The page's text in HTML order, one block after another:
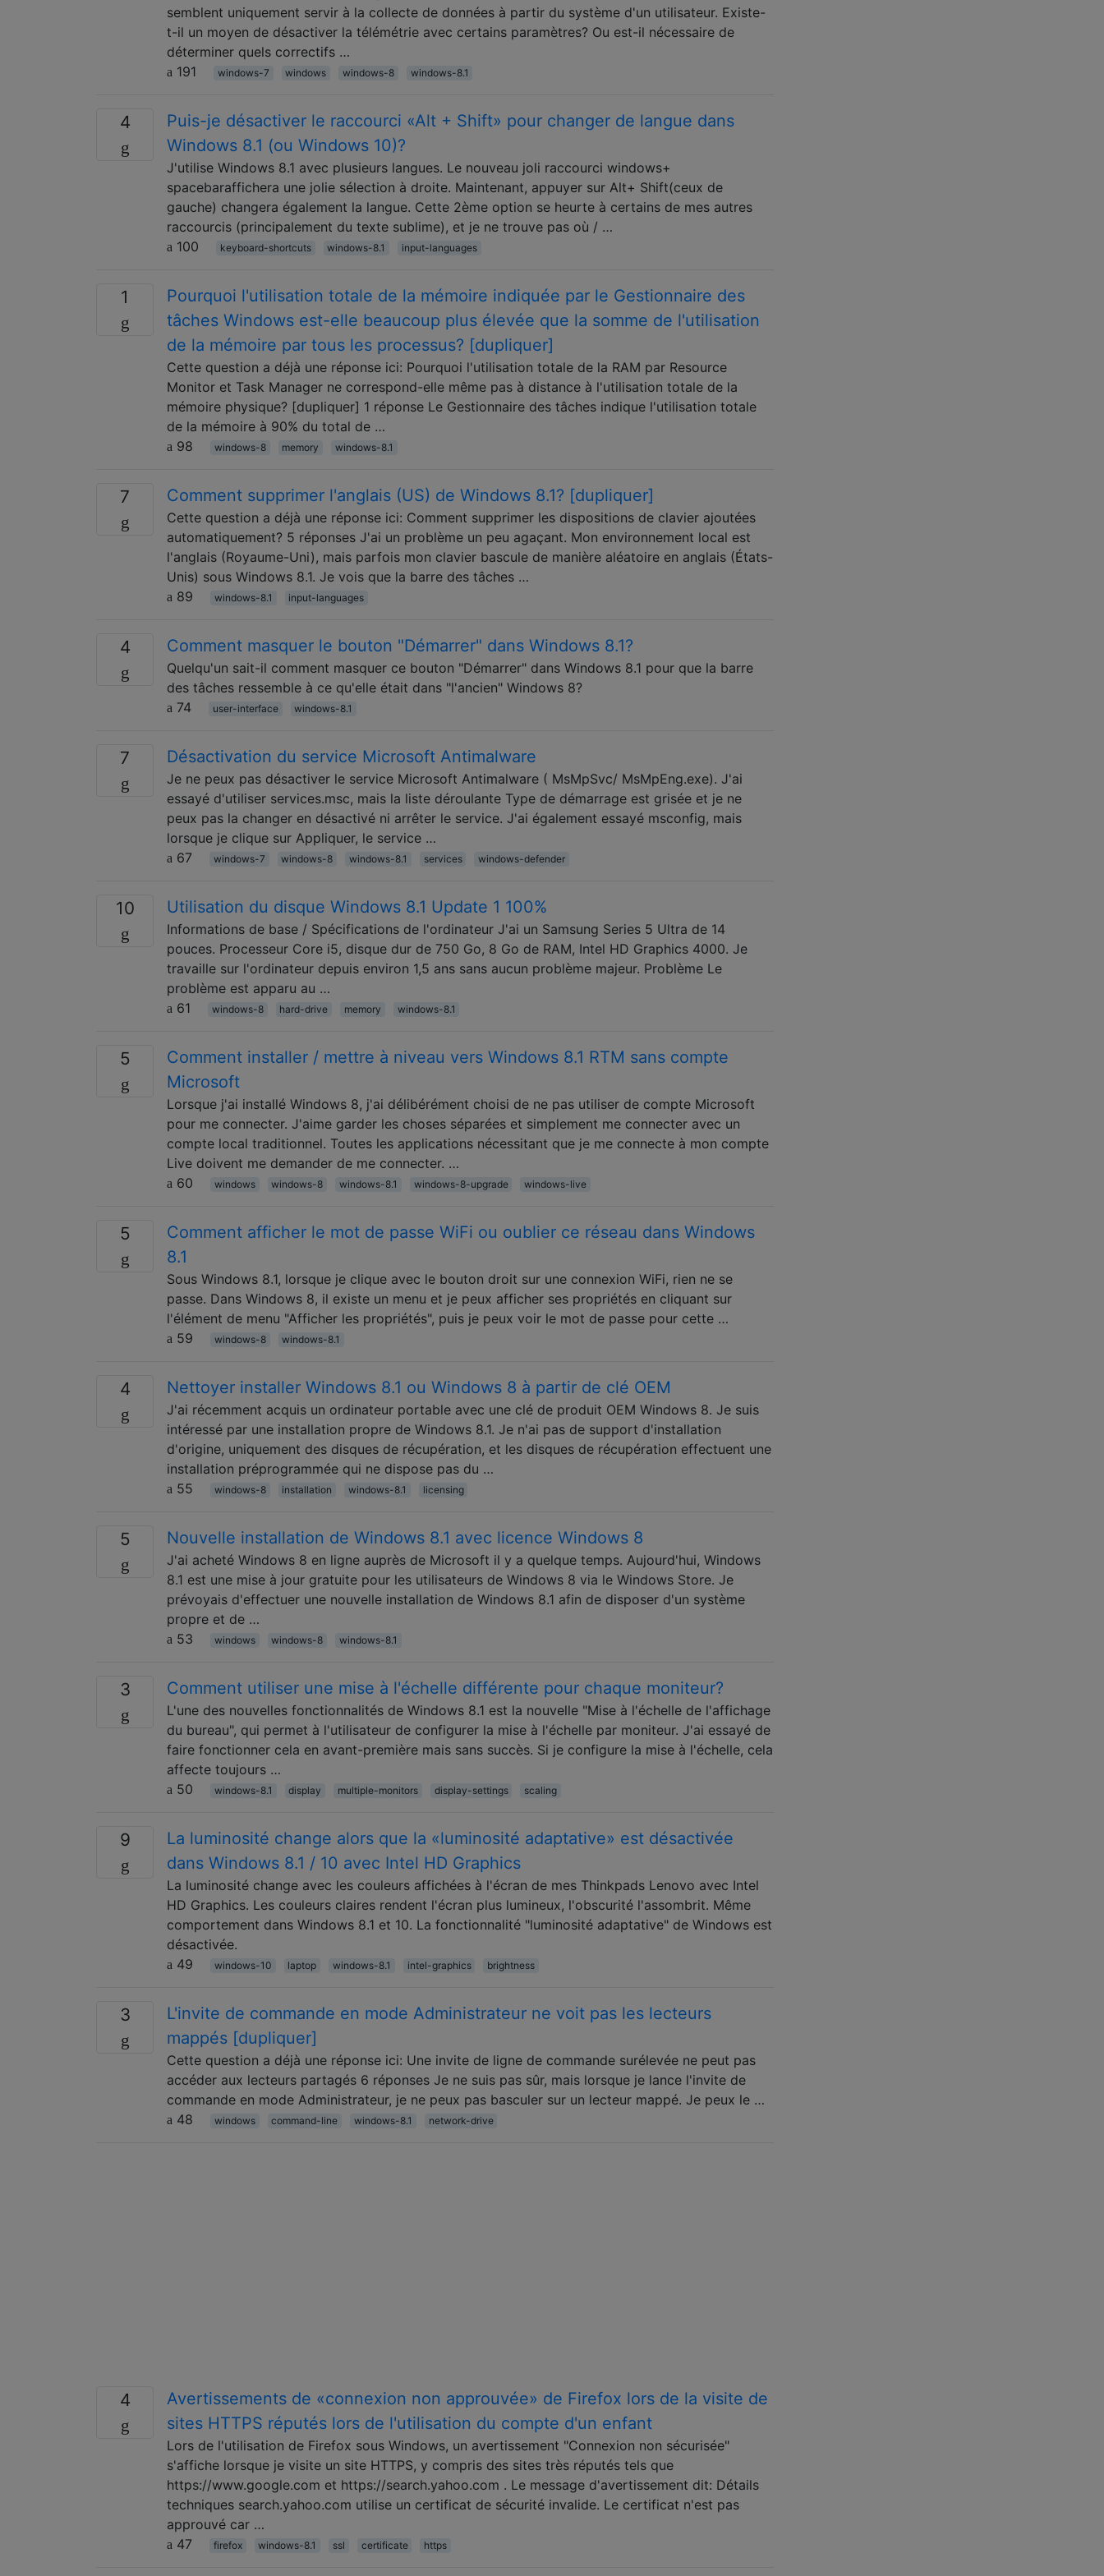
semblent uniquement servir à la collecte de données à partir du système d'un utilisateur. Existe-
t-il un moyen de désactiver la télémétrie avec certains paramètres? Ou est-il nécessaire de
déterminer quels correctifs …
191
windows-7 windows windows-8 windows-8.1
4
Puis-je désactiver le raccourci «Alt + Shift» pour changer de langue dans
Windows 8.1 (ou Windows 10)?
J'utilise Windows 8.1 avec plusieurs langues. Le nouveau joli raccourci windows+
spacebaraffichera une jolie sélection à droite. Maintenant, appuyer sur Alt+ Shift(ceux de
gauche) changera également la langue. Cette 2ème option se heurte à certains de mes autres
raccourcis (principalement du texte sublime), et je ne trouve pas où / …
100
keyboard-shortcuts windows-8.1 input-languages
1
Pourquoi l'utilisation totale de la mémoire indiquée par le Gestionnaire des
tâches Windows est-elle beaucoup plus élevée que la somme de l'utilisation
de la mémoire par tous les processus? [dupliquer]
Cette question a déjà une réponse ici: Pourquoi l'utilisation totale de la RAM par Resource
Monitor et Task Manager ne correspond-elle même pas à distance à l'utilisation totale de la
mémoire physique? [dupliquer] 1 réponse Le Gestionnaire des tâches indique l'utilisation totale
de la mémoire à 90% du total de …
98
windows-8 memory windows-8.1
7 Comment supprimer l'anglais (US) de Windows 8.1? [dupliquer]
Cette question a déjà une réponse ici: Comment supprimer les dispositions de clavier ajoutées
automatiquement? 5 réponses J'ai un problème un peu agaçant. Mon environnement local est
l'anglais (Royaume-Uni), mais parfois mon clavier bascule de manière aléatoire en anglais (États-
Unis) sous Windows 8.1. Je vois que la barre des tâches …
89
windows-8.1 input-languages
4 Comment masquer le bouton "Démarrer" dans Windows 8.1?
Quelqu'un sait-il comment masquer ce bouton "Démarrer" dans Windows 8.1 pour que la barre
des tâches ressemble à ce qu'elle était dans "l'ancien" Windows 8?
74
user-interface windows-8.1
7 Désactivation du service Microsoft Antimalware
Je ne peux pas désactiver le service Microsoft Antimalware ( MsMpSvc/ MsMpEng.exe). J'ai
essayé d'utiliser services.msc, mais la liste déroulante Type de démarrage est grisée et je ne
peux pas la changer en désactivé ni arrêter le service. J'ai également essayé msconfig, mais
lorsque je clique sur Appliquer, le service …
67
windows-7 windows-8 windows-8.1 services windows-defender
10 Utilisation du disque Windows 8.1 Update 1 100%
Informations de base / Spécifications de l'ordinateur J'ai un Samsung Series 5 Ultra de 14
pouces. Processeur Core i5, disque dur de 750 Go, 8 Go de RAM, Intel HD Graphics 4000. Je
travaille sur l'ordinateur depuis environ 1,5 ans sans aucun problème majeur. Problème Le
problème est apparu au …
61
windows-8 hard-drive memory windows-8.1
5
Comment installer / mettre à niveau vers Windows 8.1 RTM sans compte
Microsoft
Lorsque j'ai installé Windows 8, j'ai délibérément choisi de ne pas utiliser de compte Microsoft
pour me connecter. J'aime garder les choses séparées et simplement me connecter avec un
compte local traditionnel. Toutes les applications nécessitant que je me connecte à mon compte
Live doivent me demander de me connecter. …
60
windows windows-8 windows-8.1 windows-8-upgrade windows-live
5
Comment afficher le mot de passe WiFi ou oublier ce réseau dans Windows
8.1
Sous Windows 8.1, lorsque je clique avec le bouton droit sur une connexion WiFi, rien ne se
passe. Dans Windows 8, il existe un menu et je peux afficher ses propriétés en cliquant sur
l'élément de menu "Afficher les propriétés", puis je peux voir le mot de passe pour cette …
59
windows-8 windows-8.1
4 Nettoyer installer Windows 8.1 ou Windows 8 à partir de clé OEM
J'ai récemment acquis un ordinateur portable avec une clé de produit OEM Windows 8. Je suis
intéressé par une installation propre de Windows 8.1. Je n'ai pas de support d'installation
d'origine, uniquement des disques de récupération, et les disques de récupération effectuent une
installation préprogrammée qui ne dispose pas du …
55
windows-8 installation windows-8.1 licensing
5 Nouvelle installation de Windows 8.1 avec licence Windows 8
J'ai acheté Windows 8 en ligne auprès de Microsoft il y a quelque temps. Aujourd'hui, Windows
8.1 est une mise à jour gratuite pour les utilisateurs de Windows 8 via le Windows Store. Je
prévoyais d'effectuer une nouvelle installation de Windows 8.1 afin de disposer d'un système
propre et de …
53
windows windows-8 windows-8.1
3 Comment utiliser une mise à l'échelle différente pour chaque moniteur?
L'une des nouvelles fonctionnalités de Windows 8.1 est la nouvelle "Mise à l'échelle de l'affichage
du bureau", qui permet à l'utilisateur de configurer la mise à l'échelle par moniteur. J'ai essayé de
faire fonctionner cela en avant-première mais sans succès. Si je configure la mise à l'échelle, cela
affecte toujours …
50
windows-8.1 display multiple-monitors display-settings scaling
9
La luminosité change alors que la «luminosité adaptative» est désactivée
dans Windows 8.1 / 10 avec Intel HD Graphics
La luminosité change avec les couleurs affichées à l'écran de mes Thinkpads Lenovo avec Intel
HD Graphics. Les couleurs claires rendent l'écran plus lumineux, l'obscurité l'assombrit. Même
comportement dans Windows 8.1 et 10. La fonctionnalité "luminosité adaptative" de Windows est
désactivée.
49
windows-10 laptop windows-8.1 intel-graphics brightness
3
L'invite de commande en mode Administrateur ne voit pas les lecteurs
mappés [dupliquer]
Cette question a déjà une réponse ici: Une invite de ligne de commande surélevée ne peut pas
accéder aux lecteurs partagés 6 réponses Je ne suis pas sûr, mais lorsque je lance l'invite de
commande en mode Administrateur, je ne peux pas basculer sur un lecteur mappé. Je peux le …
48
windows command-line windows-8.1 network-drive
4
Avertissements de «connexion non approuvée» de Firefox lors de la visite de
sites HTTPS réputés lors de l'utilisation du compte d'un enfant
Lors de l'utilisation de Firefox sous Windows, un avertissement "Connexion non sécurisée"
s'affiche lorsque je visite un site HTTPS, y compris des sites très réputés tels que
https://www.google.com et https://search.yahoo.com . Le message d'avertissement dit: Détails
techniques search.yahoo.com utilise un certificat de sécurité invalide. Le certificat n'est pas
approuvé car …
47
firefox windows-8.1 ssl certificate https